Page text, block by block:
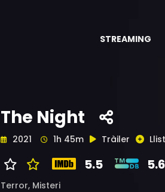
STREAMING
The Night
2021 1h 45m Tràiler
5.5 5.6
Terror, Misteri